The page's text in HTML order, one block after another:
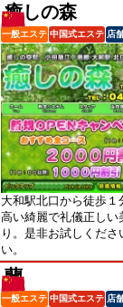
癒しの森
一般エステ 中国式エステ 店
大和駅北口から徒歩
高い綺麗で礼儀正しい
り。是非お試しくだ
い。
蘭
一般エステ 中国式エステ 店